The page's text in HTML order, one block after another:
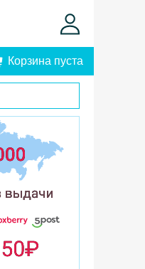
Корзина пуста